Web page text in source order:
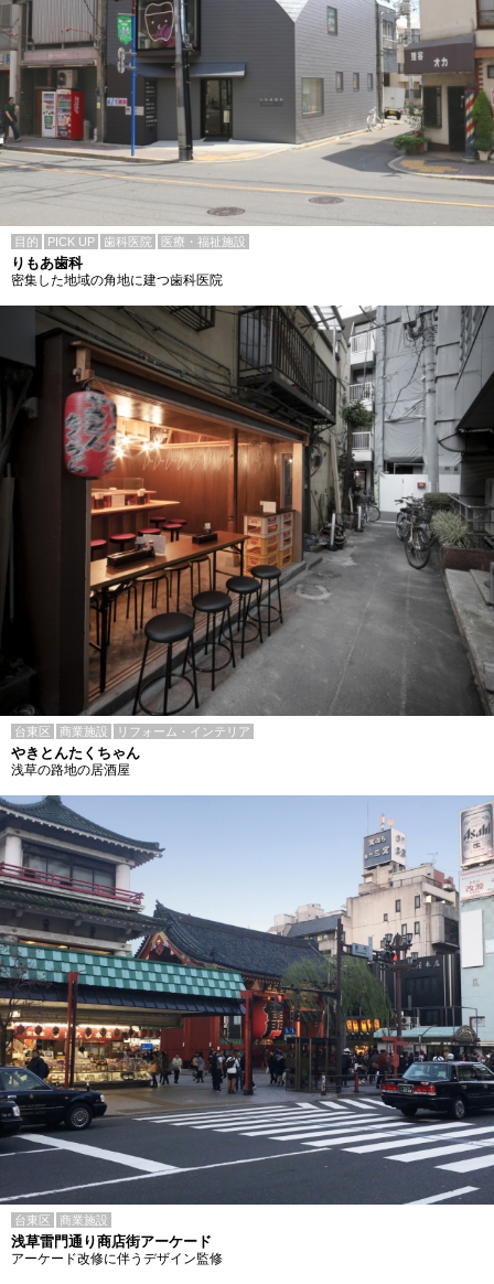
目的 PICK UP 歯科医院 医療・福祉施設
りもあ歯科
密集した地域の角地に建つ歯科医院
台東区 商業施設 リフォーム・インテリア
やきとんたくちゃん
浅草の路地の居酒屋
台東区 商業施設
浅草雷門通り商店街アーケード
アーケード改修に伴うデザイン監修